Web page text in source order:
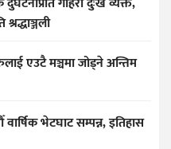
एउटै मञ्चमा जोड्ने अन्तिम
भेटघाट सम्पन्न, इतिहास